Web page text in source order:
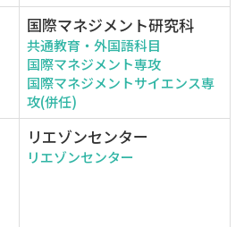
国際マネジメント研究科
共通教育・外国語科目
国際マネジメント専攻
国際マネジメントサイエンス専
攻(併任)
リエゾンセンター
リエゾンセンター